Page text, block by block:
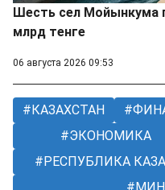
Шесть сел Мойынкума
млрд тенге
06 августа 2026 09:53
КАЗАХСТАН
ЭКОНОМИКА
РЕСПУБЛИКА